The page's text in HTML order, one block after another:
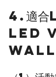
4.適合
LED
Wall